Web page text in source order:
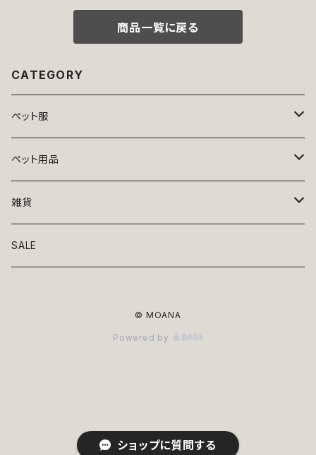
ショップに質問する
犬
商品一覧に戻る
CATEGORY
ペット服
トップス
ニット
アロハ
ボトムス
ワンピース
ペット用品
ベッド
リード・首輪
雑貨
アート
SALE
© MOANA
Powered by